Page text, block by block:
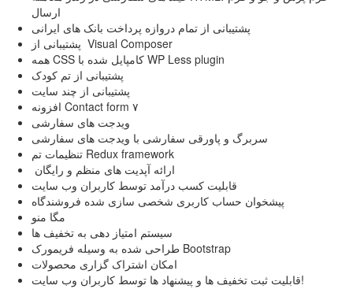
ارسال
پشتیبانی از تمام دروازه پرداخت بانک های ایرانی
پشتیبانی از Visual Composer
همه CSS کامپایل شده با WP Less plugin
پشتیبانی از تم کودک
پشتیبانی از چند سایت
افزونه Contact form ۷
ویدجت های سفارشی
سربرگ و پاورقی سفارشی با ویدجت های سفارشی
تنظیمات تم Redux framework
ارائه آپدیت های منظم و رایگان
قابلیت کسب درآمد توسط کاربران وب سایت
پیشخوان حساب کاربری شخصی سازی شده فروشندگاه
مگا منو
سیستم امتیاز دهی به تخفیف ها
طراحی شده به وسیله فریمورک Bootstrap
امکان اشتراک گزاری محصولات
قابلیت ثبت تخفیف ها و پیشنهاد ها توسط کاربران وب سایت!